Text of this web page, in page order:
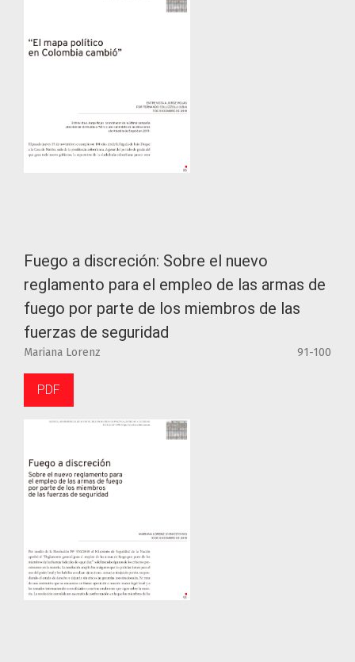
Fuego a discreción: Sobre el nuevo
reglamento para el empleo de las armas de
fuego por parte de los miembros de las
fuerzas de seguridad
Mariana Lorenz 91-100
PDF